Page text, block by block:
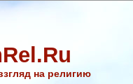
на религию